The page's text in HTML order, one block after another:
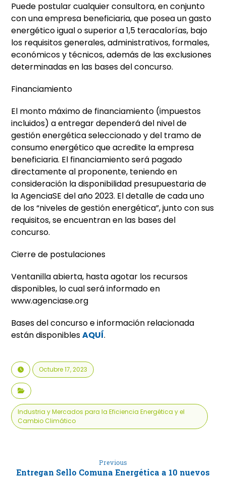
Puede postular cualquier consultora, en conjunto
con una empresa beneficiaria, que posea un gasto
energético igual o superior a 1,5 teracalorías, bajo
los requisitos generales, administrativos, formales,
económicos y técnicos, además de las exclusiones
determinadas en las bases del concurso.
Financiamiento
El monto máximo de financiamiento (impuestos
incluidos) a entregar dependerá del nivel de
gestión energética seleccionado y del tramo de
consumo energético que acredite la empresa
beneficiaria. El financiamiento será pagado
directamente al proponente, teniendo en
consideración la disponibilidad presupuestaria de
la AgenciaSE del año 2023. El detalle de cada uno
de los “niveles de gestión energética”, junto con sus
requisitos, se encuentran en las bases del
concurso.
Cierre de postulaciones
Ventanilla abierta, hasta agotar los recursos
disponibles, lo cual será informado en
www.agenciase.org
Bases del concurso e información relacionada
están disponiblesAQUÍ.
Octubre 17, 2023
Industria y Mercados para la Eficiencia Energética y el
Cambio Climático
Previous
Entregan Sello Comuna Energética a 10 nuevos